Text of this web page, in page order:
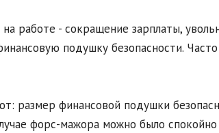
работе - сокращение зарплаты,
подушку безопасности.
размер финансовой подушки
форс-мажора можно было